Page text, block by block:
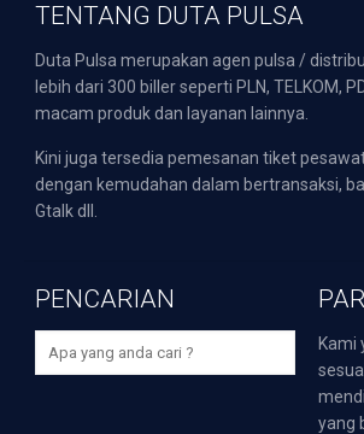
TENTANG DUTA PULSA
Duta Pulsa merupakan agen pulsa /
lebih dari 300 biller seperti PLN, TELKOM,
macam produk dan layanan lainnya.
Kini juga tersedia pemesanan tiket
dengan kemudahan dalam bertransaksi,
Gtalk dll.
PENCARIAN
Kami
yang